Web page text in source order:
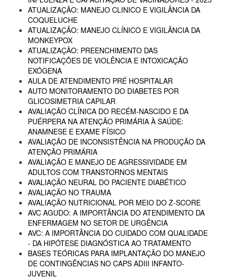
ATUALIZAÇÃO: MANEJO CLINICO E VIGILÂNCIA DA
COQUELUCHE
ATUALIZAÇÃO: MANEJO CLÍNICO E VIGILÂNCIA DA
MONKEYPOX
ATUALIZAÇÃO: PREENCHIMENTO DAS
NOTIFICAÇÕES DE VIOLÊNCIA E INTOXICAÇÃO
EXÓGENA
AULA DE ATENDIMENTO PRÉ HOSPITALAR
AUTO MONITORAMENTO DO DIABETES POR
GLICOSIMETRIA CAPILAR
AVALIAÇÃO CLÍNICA DO RECÉM-NASCIDO E DA
PUÉRPERA NA ATENÇÃO PRIMÁRIA À SAÚDE:
ANAMNESE E EXAME FÍSICO
AVALIAÇÃO DE INCONSISTÊNCIA NA PRODUÇÃO DA
ATENÇÃO PRIMÁRIA
AVALIAÇÃO E MANEJO DE AGRESSIVIDADE EM
ADULTOS COM TRANSTORNOS MENTAIS
AVALIAÇÃO NEURAL DO PACIENTE DIABÉTICO
AVALIAÇÃO NO TRAUMA
AVALIAÇÃO NUTRICIONAL POR MEIO DO Z-SCORE
AVC AGUDO: A IMPORTÂNCIA DO ATENDIMENTO DA
ENFERMAGEM NO SETOR DE URGÊNCIA
AVC: A IMPORTÂNCIA DO CUIDADO COM QUALIDADE
- DA HIPÓTESE DIAGNÓSTICA AO TRATAMENTO
BASES TEÓRICAS PARA IMPLANTAÇÃO DO MANEJO
DE CONTINGÊNCIAS NO CAPS ADIII INFANTO-
JUVENIL